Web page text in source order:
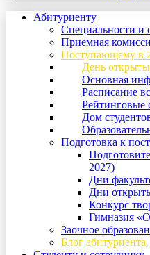
Абитуриенту
Специальности и
Приемная
Поступающему в
День
Основная
Расписание
Рейтинговые
Дом
Подготовка к
2027)
Дни
Дни
Конкурс
Гимназия
Заочное
Блог абитуриента